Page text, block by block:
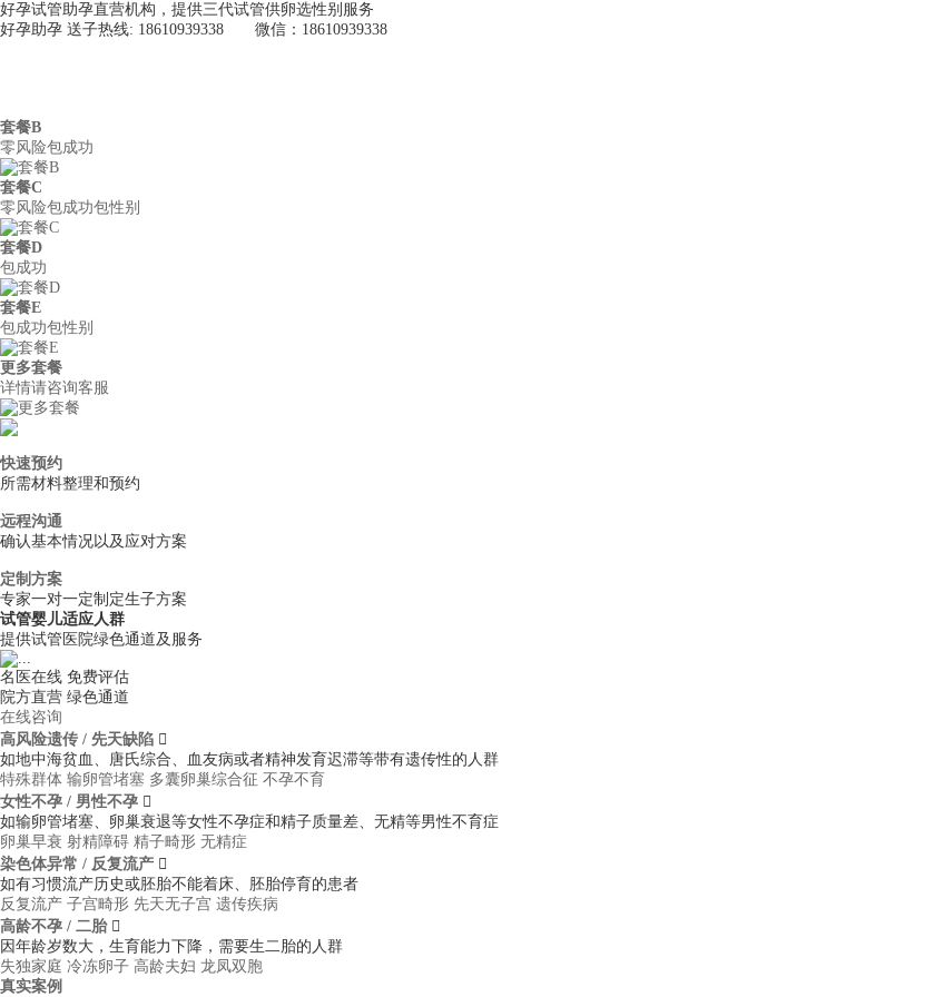
好孕试管助孕直营机构，提供三代试管供卵选性别服务
好孕助孕 送子热线: 18610939338 微信：18610939338
套餐B
零风险包成功
套餐C
零风险包成功包性别
套餐D
包成功
套餐E
包成功包性别
更多套餐
详情请咨询客服
快速预约
所需材料整理和预约
远程沟通
确认基本情况以及应对方案
定制方案
专家一对一定制定生子方案
试管婴儿适应人群
提供试管医院绿色通道及服务
名医在线 免费评估
院方直营 绿色通道
在线咨询
高风险遗传 / 先天缺陷 
如地中海贫血、唐氏综合、血友病或者精神发育迟滞等带有遗传性的人群
特殊群体 输卵管堵塞 多囊卵巢综合征 不孕不育
女性不孕 / 男性不孕 
如输卵管堵塞、卵巢衰退等女性不孕症和精子质量差、无精等男性不育症
卵巢早衰 射精障碍 精子畸形 无精症
染色体异常 / 反复流产 
如有习惯流产历史或胚胎不能着床、胚胎停育的患者
反复流产 子宫畸形 先天无子宫 遗传疾病
高龄不孕 / 二胎 
因年龄岁数大，生育能力下降，需要生二胎的人群
失独家庭 冷冻卵子 高龄夫妇 龙凤双胞
真实案例